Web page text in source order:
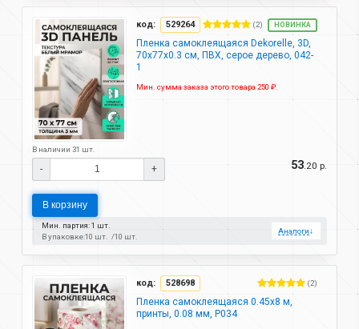
код: 529264 (2) НОВИНКА
Пленка самоклеящаяся Dekorelle, 3D,
70х77х0.3 см, ПВХ, серое дерево, 042-
1
Мин. сумма заказа этого товара 250 ₽.
В наличии 31 шт.
- + 53.20 р.
В корзину
Мин. партия: 1 шт.
В упаковке:10 шт. 10 шт.
Аналоги↓
код: 528698 (2)
Пленка самоклеящаяся 0.45х8 м,
принты, 0.08 мм, P034